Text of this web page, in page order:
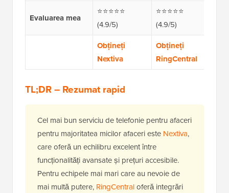
Evaluarea mea
⭐⭐⭐⭐⭐
(4.9/5)
⭐⭐⭐⭐⭐
(4.9/5)
Obțineți
Nextiva
Obțineți
RingCentral
TL;DR – Rezumat rapid
Cel mai bun serviciu de telefonie pentru afaceri
pentru majoritatea micilor afaceri este Nextiva,
care oferă un echilibru excelent între
funcționalități avansate și prețuri accesibile.
Pentru echipele mai mari care au nevoie de
mai multă putere, RingCentraloferă integrări